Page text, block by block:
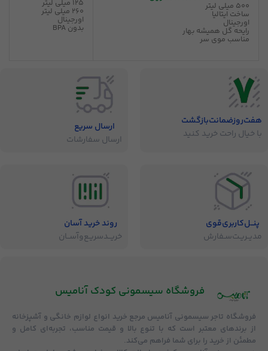
500 میلی لیتر
ساخت ایتالیا
اورجینال
رایحه گل همیشه بهار
مناسب موی سر
125 میلی لیتر
260 میلی لیتر
اورجینال
بدون BPA
هفت‌روز‌ضمانت‌بازگشت
با خیال راحت خرید کنید
ارسال سریع
ارسال سفارشات
پنــل‌کاربری‌قوی
مدیــریـت‌سـفارش
روند خرید آسان
خریــد‌سریـع‌و‌آســان
فروشگاه‌ سیسمونی کودک آنامیس
فروشگاه تاجر سیسمونی آنامیس مرجع خرید انواع لوازم خانگی و آشپزخانه
از برندهای معتبر است که با تنوع بالا و قیمت مناسب، تجربه‌ای کامل و
مطمئن از خرید را برای شما فراهم می‌کند.